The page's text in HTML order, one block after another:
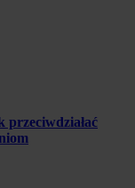
przeciwdziałać